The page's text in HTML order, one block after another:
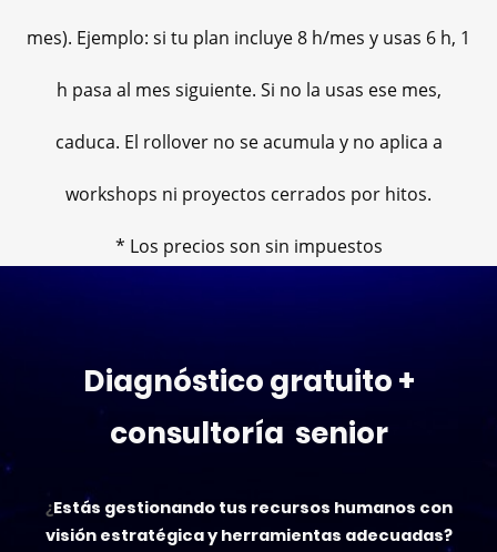
mes). Ejemplo: si tu plan incluye 8 h/mes y usas 6 h, 1
h pasa al mes siguiente. Si no la usas ese mes,
caduca. El rollover no se acumula y no aplica a
workshops ni proyectos cerrados por hitos.
* Los precios son sin impuestos
Diagnóstico gratuito +
consultoría senior
¿Estás gestionando tus recursos humanos con
visión estratégica y herramientas adecuadas?